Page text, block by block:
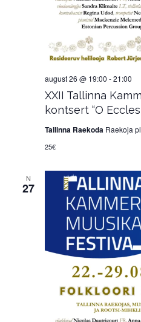
XXII Tallinna
kontsert “O
august 26 @ 19:00 -21:00
Tallinna Raekoda Raekoja
25€
N
27